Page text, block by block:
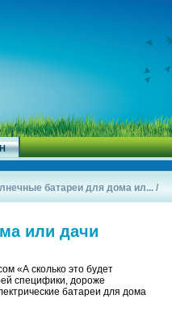
батареи для дома ил... /
или дачи
«А сколько это будет
специфики, дороже
батареи для дома